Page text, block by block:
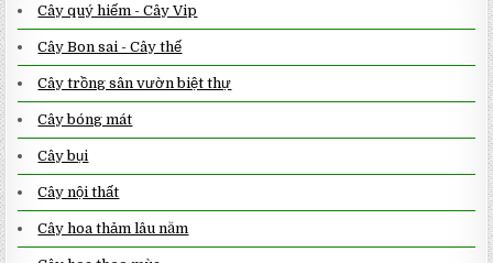
Cây quý hiếm - Cây Vip
Cây Bon sai - Cây thế
Cây trồng sân vườn biệt thự
Cây bóng mát
Cây bụi
Cây nội thất
Cây hoa thảm lâu năm